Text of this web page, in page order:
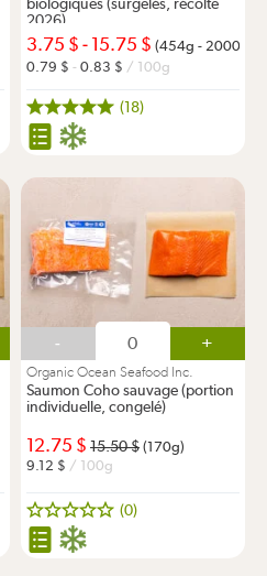
2026)
3.75 - 15.75
(454g - 2000g)
0.79
- 0.83 / 100g
(18)
- +
Organic Ocean Seafood Inc.
Saumon Coho sauvage (portion
individuelle, congelé)
12.75 15.50
(170g)
9.12
/ 100g
(0)